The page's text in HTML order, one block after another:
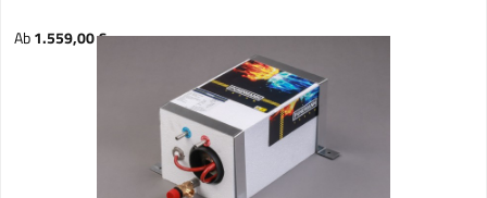
Regulärer Preis:
Ab1.559,00 €